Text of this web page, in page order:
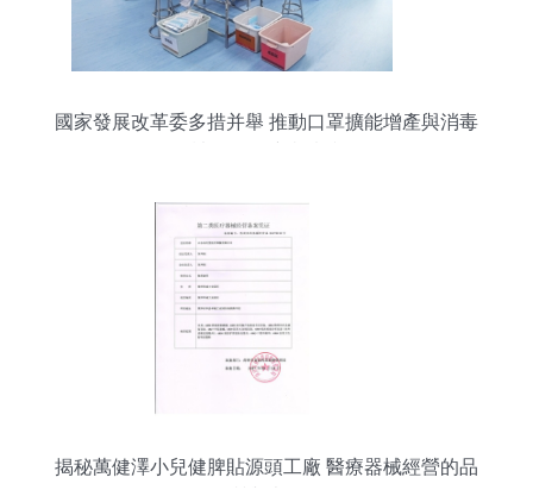
國家發展改革委多措并舉 推動口罩擴能增產與消毒
揭秘萬健澤小兒健脾貼源頭工廠 醫療器械經營的品